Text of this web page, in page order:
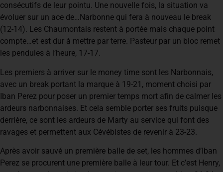
consécutifs de leur pointu. Une nouvelle fois, la situation va
évoluer sur un ace de…Narbonne qui fera à nouveau le break
(12-14). Les Chaumontais restent à portée mais chaque point
compte…et est dur à mettre par terre. Pasteur par un bloc remet
les pendules à l’heure, 17-17.
Les premiers à arriver sur le money time sont les Narbonnais,
avec un break portant la marque à 19-21, moment choisi par
Iban Perez pour poser un premier temps mort afin de calmer les
ardeurs narbonnaises. Et cela semble porter ses fruits puisque
derrière, ce sont les ardeurs de Marty au service qui font des
ravages et permettent aux Cévébistes de revenir à 23-23.
Après avoir sauvé un première balle de set, les hommes d’Iban
Perez se procurent une première balle à leur tour. Et c’est Henry,